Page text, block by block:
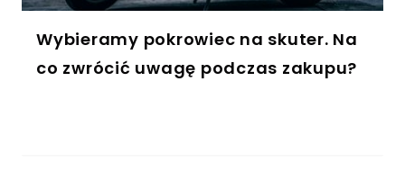
Wybieramy pokrowiec na skuter. Na
co zwrócić uwagę podczas zakupu?